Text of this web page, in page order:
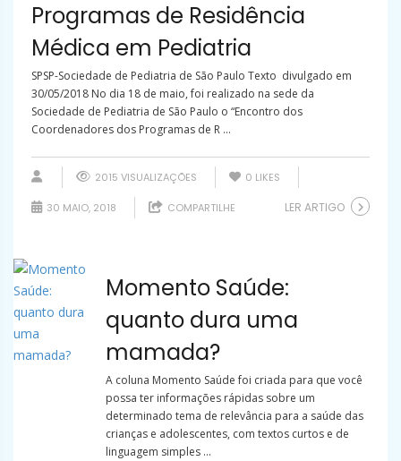
Programas de Residência
Médica em Pediatria
SPSP-Sociedade de Pediatria de São Paulo Texto divulgado em
30/05/2018 No dia 18 de maio, foi realizado na sede da
Sociedade de Pediatria de São Paulo o “Encontro dos
Coordenadores dos Programas de R ...
2015 VISUALIZAÇÕES 0 LIKES
30 MAIO, 2018 COMPARTILHE LER ARTIGO
Momento Saúde:
quanto dura uma
mamada?
A coluna Momento Saúde foi criada para que você
possa ter informações rápidas sobre um
determinado tema de relevância para a saúde das
crianças e adolescentes, com textos curtos e de
linguagem simples ...